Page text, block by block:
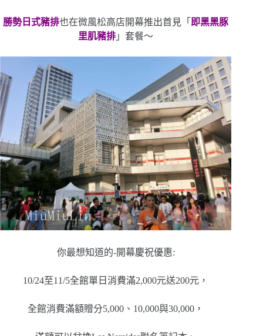
勝勢日式豬排也在微風松高店開幕推出首見「 即黑黑豚
里肌豬排 」套餐～
你最想知道的-開幕慶祝優惠:
10/24至11/5全館單日消費滿2,000元送200元，
全館消費滿額贈分5,000、10,000與30,000，